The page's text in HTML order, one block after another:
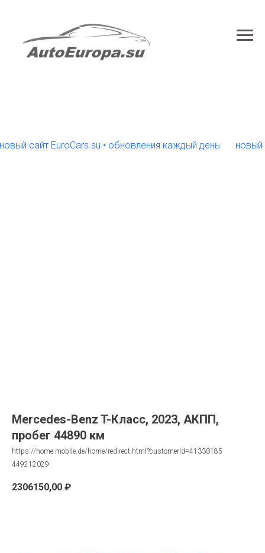
сайт EuroCars.su • обновления каждый день новый
Mercedes-Benz T-Класс, 2023, АКПП,
пробег 44890 км
https://home.mobile.de/home/redirect.html?customerId=41330185
449212029
2306150,00 ₽